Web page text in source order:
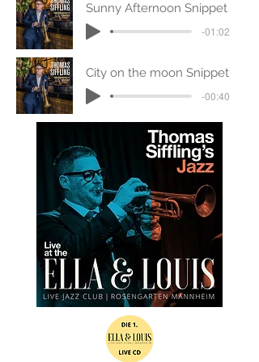
entspannten Band-Sound erreicht Thomas
Siffling mit seinen Produktionen ein
großes und vielschichtiges Publikum.
Seine lyrische und melodiebezogene Art
des Spielens zählen genauso zu seinem
Markenzeichen, wie die stetige
Hinterfragung der eigenen Kunst und die
damit verbundenen Weiterentwicklung.
Immer aber unter der Prämisse einen
nachvollziehbaren und verständlichen Jazz
zu machen, der beim Publikum keine
Türen zuwirft, sondern ganz im Gegenteil,
Türen wieder öffnet und Lust auf mehr
machen soll.
Seit 2022 erfüllt sich Siffling einen
langgehegten Traum und tritt auch als
Sänger auf. Hier tritt er sichtlich in die
Fußstapfen seines großen Vorbildes Chet
Sunny Afternoon Snippet
-01:02
City on the moon Snippet
-00:40